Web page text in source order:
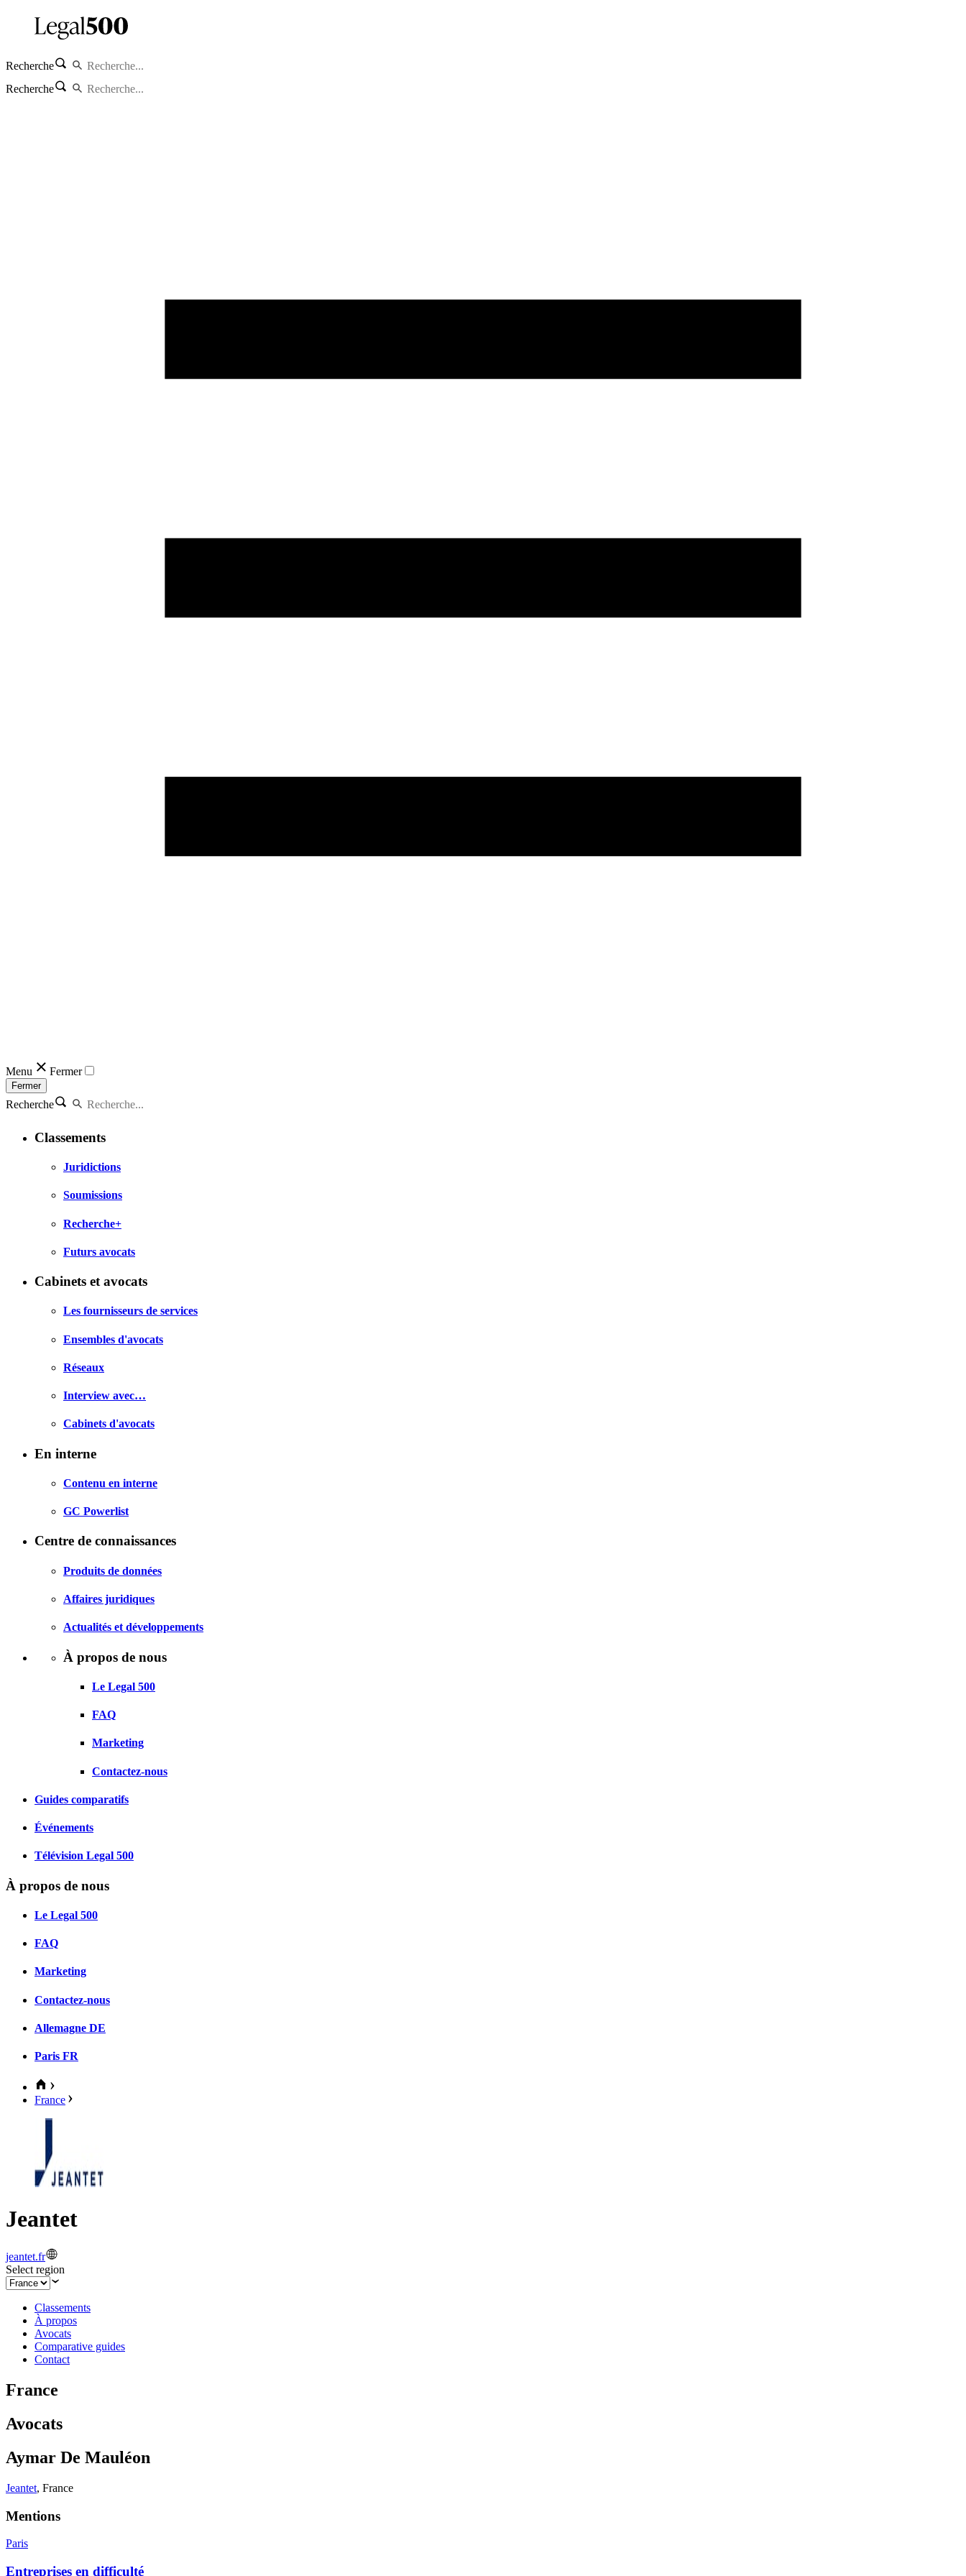
Recherche
Recherche
Menu Fermer
Fermer
Recherche
Classements
Juridictions
Soumissions
Recherche+
Futurs avocats
Cabinets et avocats
Les fournisseurs de services
Ensembles d'avocats
Réseaux
Interview avec…
Cabinets d'avocats
En interne
Contenu en interne
GC Powerlist
Centre de connaissances
Produits de données
Affaires juridiques
Actualités et développements
À propos de nous
Le Legal 500
FAQ
Marketing
Contactez-nous
Guides comparatifs
Événements
Télévision Legal 500
À propos de nous
Le Legal 500
FAQ
Marketing
Contactez-nous
Allemagne DE
Paris FR
France
Jeantet
jeantet.fr
Select region
Classements
À propos
Avocats
Comparative guides
Contact
France
Avocats
Aymar De Mauléon
Jeantet, France
Mentions
Paris
Entreprises en difficulté